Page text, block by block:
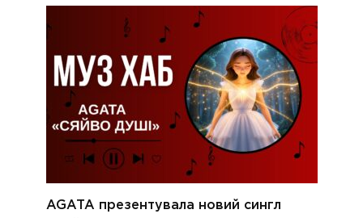
AGATA презентувала новий сингл